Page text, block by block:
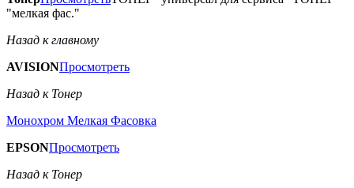
"мелкая фас."
Назад к главному
AVISIONПросмотреть
Назад к Тонер
Монохром Мелкая Фасовка
EPSONПросмотреть
Назад к Тонер